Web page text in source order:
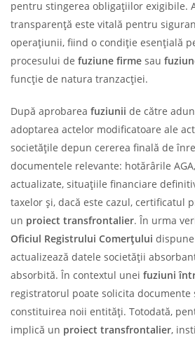
pentru stingerea obligațiilor exigibile.
transparență este vitală pentru
operațiunii, fiind o condiție esențială
procesului de fuziune firme sau
funcție de natura tranzacției.
După aprobarea fuziunii de către
adoptarea actelor modificatoare ale
societățile depun cererea finală de
documentele relevante: hotărârile
actualizate, situațiile financiare
taxelor și, dacă este cazul, certificatul
un proiect transfrontalier. În urma
Oficiul Registrului Comerțului
actualizează datele societății
absorbită. În contextul unei fuziuni
registratorul poate solicita
constituirea noii entități. Totodată,
implică un proiect transfrontalier,